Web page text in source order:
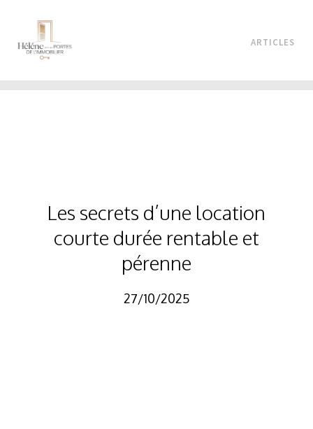
ARTICLES
Les secrets d’une location
courte durée rentable et
pérenne
27/10/2025